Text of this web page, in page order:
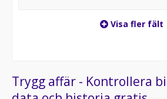
Visa fler fält
Trygg affär - Kontrollera